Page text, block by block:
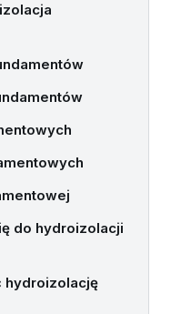
do hydroizolacji
hydroizolację